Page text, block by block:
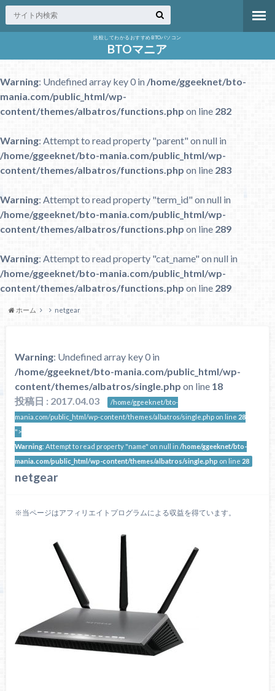
比較してわかるおすすめBTOパソコン
BTOマニア
Warning: Undefined array key 0 in/home/ggeeknet/bto-
mania.com/public_html/wp-
content/themes/albatros/functions.php on line 282
Warning: Attempt to read property "parent" on null in
/home/ggeeknet/bto-mania.com/public_html/wp-
content/themes/albatros/functions.php on line 283
Warning: Attempt to read property "term_id" on null in
/home/ggeeknet/bto-mania.com/public_html/wp-
content/themes/albatros/functions.php on line 289
Warning: Attempt to read property "cat_name" on null in
/home/ggeeknet/bto-mania.com/public_html/wp-
content/themes/albatros/functions.php on line 289
ホーム netgear
Warning: Undefined array key 0 in
/home/ggeeknet/bto-mania.com/public_html/wp-
content/themes/albatros/single.php on line 18
投稿日 : 2017.04.03
/home/ggeeknet/bto-
mania.com/public_html/wp-content/themes/albatros/single.php on line 28
">
Warning: Attempt to read property "name" on null in/home/ggeeknet/bto-
mania.com/public_html/wp-content/themes/albatros/single.php on line 28
netgear
※当ページはアフィリエイトプログラムによる収益を得ています。